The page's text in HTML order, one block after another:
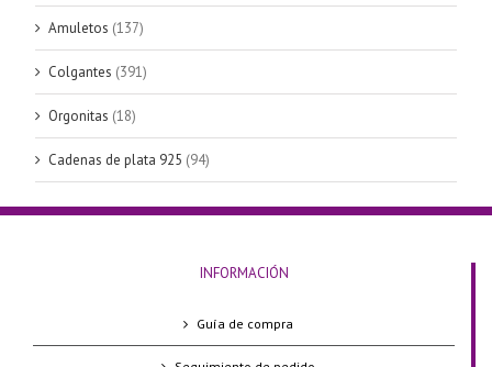
Amuletos (137)
Colgantes (391)
Orgonitas (18)
Cadenas de plata 925 (94)
INFORMACIÓN
Guía de compra